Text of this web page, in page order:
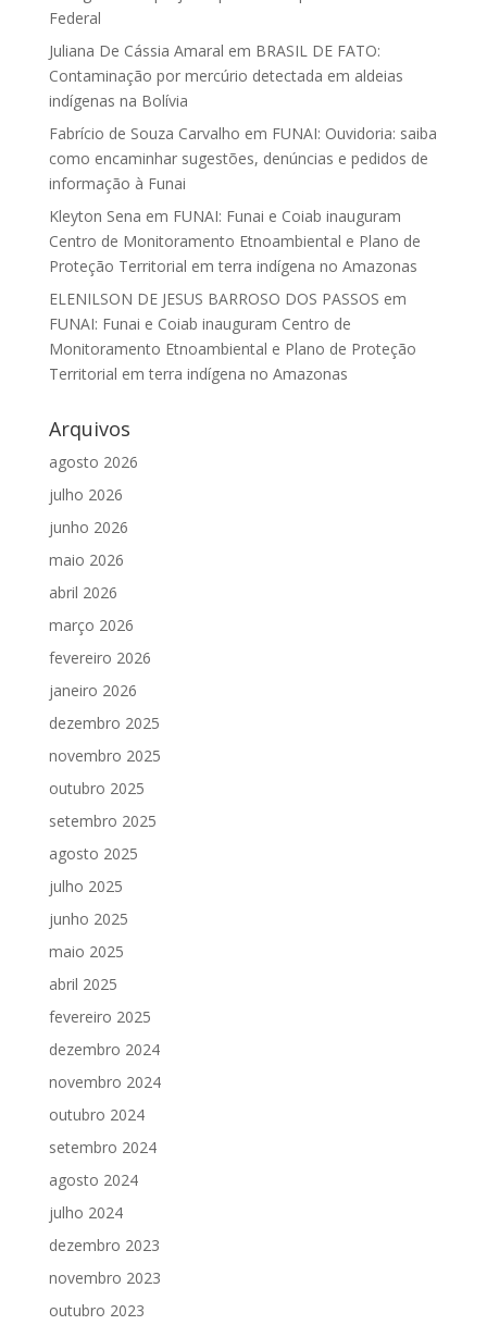
Federal
Juliana De Cássia Amaral em BRASIL DE FATO:
Contaminação por mercúrio detectada em aldeias
indígenas na Bolívia
Fabrício de Souza Carvalho em FUNAI: Ouvidoria: saiba
como encaminhar sugestões, denúncias e pedidos de
informação à Funai
Kleyton Sena em FUNAI: Funai e Coiab inauguram
Centro de Monitoramento Etnoambiental e Plano de
Proteção Territorial em terra indígena no Amazonas
ELENILSON DE JESUS BARROSO DOS PASSOS em
FUNAI: Funai e Coiab inauguram Centro de
Monitoramento Etnoambiental e Plano de Proteção
Territorial em terra indígena no Amazonas
Arquivos
agosto 2026
julho 2026
junho 2026
maio 2026
abril 2026
março 2026
fevereiro 2026
janeiro 2026
dezembro 2025
novembro 2025
outubro 2025
setembro 2025
agosto 2025
julho 2025
junho 2025
maio 2025
abril 2025
fevereiro 2025
dezembro 2024
novembro 2024
outubro 2024
setembro 2024
agosto 2024
julho 2024
dezembro 2023
novembro 2023
outubro 2023